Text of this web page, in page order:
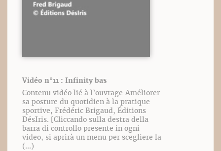
Vidéo n°11 : Infinity bas
Contenu vidéo lié à l’ouvrage Améliorer
sa posture du quotidien à la pratique
sportive, Frédéric Brigaud, Éditions
DésIris. [Cliccando sulla destra della
barra di controllo presente in ogni
video, si aprirà un menu per scegliere la
(...)